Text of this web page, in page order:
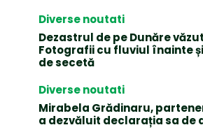
Diverse noutati
Dezastrul de pe Dunăre
Fotografii cu fluviul înainte
de secetă
Diverse noutati
Mirabela Grădinaru,
a dezvăluit declarația sa de